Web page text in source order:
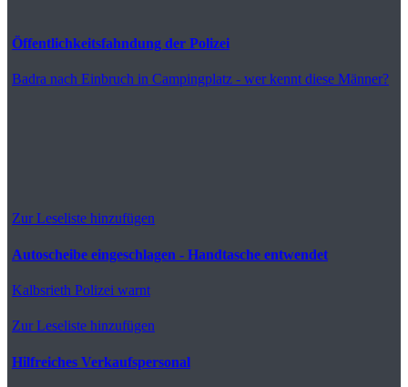
Öffentlichkeitsfahndung der Polizei
Badra nach Einbruch in Campingplatz - wer kennt diese Männer?
Zur Leseliste hinzufügen
Autoscheibe eingeschlagen - Handtasche entwendet
Kalbsrieth Polizei warnt
Zur Leseliste hinzufügen
Hilfreiches Verkaufspersonal